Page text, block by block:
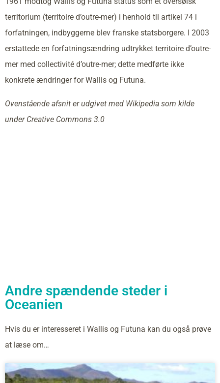
territorium (territoire d’outre-mer) i henhold til artikel 74 i
forfatningen, indbyggerne blev franske statsborgere. I 2003
erstattede en forfatningsændring udtrykket territoire d’outre-
mer med collectivité d’outre-mer; dette medførte ikke
konkrete ændringer for Wallis og Futuna.
Ovenstående afsnit er udgivet med Wikipedia som kilde
under Creative Commons 3.0
Andre spændende steder i
Oceanien
Hvis du er interesseret i Wallis og Futuna kan du også prøve
at læse om…